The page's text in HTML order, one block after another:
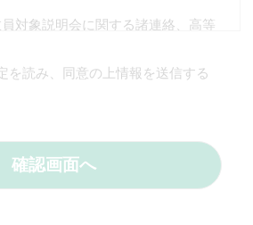
員対象説明会に関する諸連絡、高等
教科、氏名、メールアドレス、ご
を読み、同意の上情報を送信する